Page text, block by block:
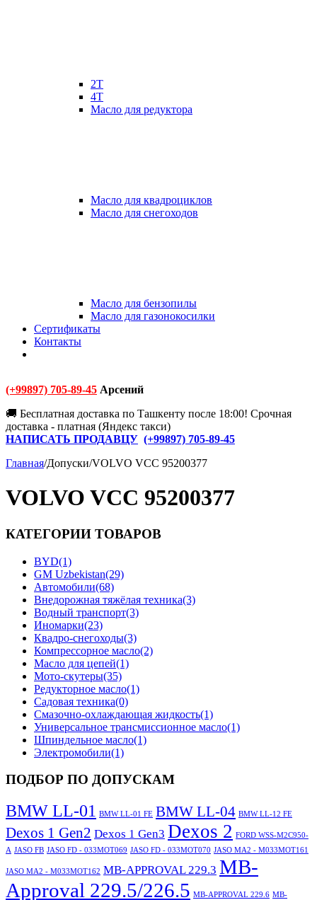
2Т
4Т
Масло для редуктора
Масло для квадроциклов
Масло для снегоходов
Масло для бензопилы
Масло для газонокосилки
Сертификаты
Контакты
(+99897) 705-89-45 Арсений
🚚 Бесплатная доставка по Ташкенту после 18:00! Срочная
доставка - платная (Яндекс такси)
НАПИСАТЬ ПРОДАВЦУ (+99897) 705-89-45
Главная/Допуски/VOLVO VCC 95200377
VOLVO VCC 95200377
КАТЕГОРИИ ТОВАРОВ
BYD(1)
GM Uzbekistan(29)
Автомобили(68)
Внедорожная тяжёлая техника(3)
Водный транспорт(3)
Иномарки(23)
Квадро-снегоходы(3)
Компрессорное масло(2)
Масло для цепей(1)
Мото-скутеры(35)
Редукторное масло(1)
Садовая техника(0)
Смазочно-охлаждающая жидкость(1)
Универсальное трансмиссионное масло(1)
Шпиндельное масло(1)
Электромобили(1)
ПОДБОР ПО ДОПУСКАМ
BMW LL-01 BMW LL-01 FE BMW LL-04 BMW LL-12 FE
Dexos 1 Gen2 Dexos 1 Gen3 Dexos 2 FORD WSS-M2C950-
A JASO FB JASO FD - 033MOT069 JASO FD - 033MOT070 JASO MA2 - M033MOT161
JASO MA2 - M033MOT162 MB-APPROVAL 229.3 MB-
Approval 229.5/226.5 MB-APPROVAL 229.6 MB-